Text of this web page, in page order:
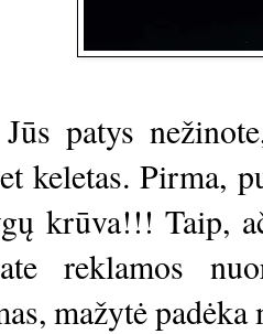
patys
keletas. Pirma,
krūva!!! Taip,
reklamos
mažytė